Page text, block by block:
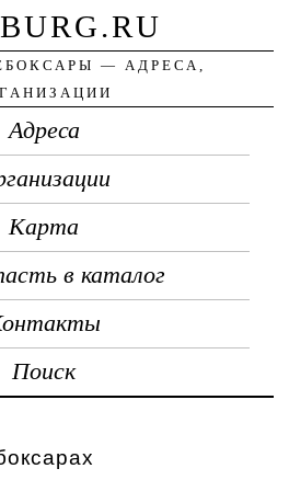
— АДРЕСА,
Адреса
Карта
в каталог
Поиск